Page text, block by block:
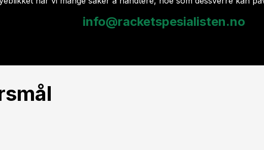
info@racketspesialisten.no